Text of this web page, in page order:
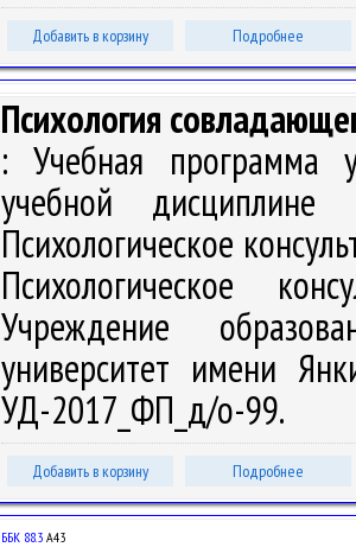
Добавить в корзину Подробнее
Психология
: Учебная программа
учебной
Психологическое
Психологическое
Учреждение
университет имени
УД-2017_ФП_д/о-99.
Добавить в корзину Подробнее
ББК 88.3 А43